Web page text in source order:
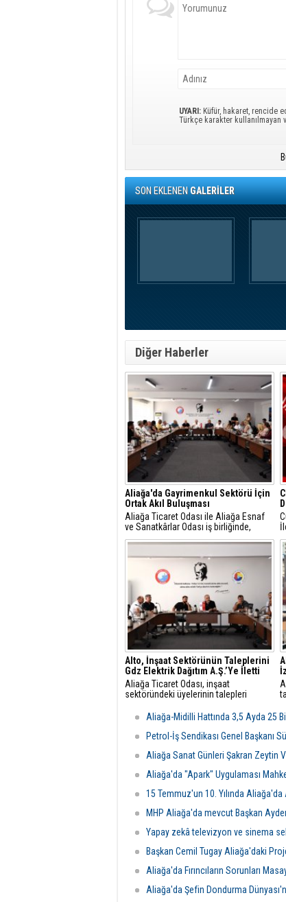
UYARI: Küfür, hakaret, rencide
Türkçe karakter kullanılmayan
SON EKLENENGALERİLER
Diğer Haberler
Aliağa'da Gayrimenkul Sektörü İçin
Ortak Akıl Buluşması
Aliağa Ticaret Odası ile Aliağa Esnaf
ve Sanatkârlar Odası iş birliğinde,
ilçede faaliyet gösteren gayrimenkul
danışmanlarıyla sektörel istişare
toplantısı gerçekleştirildi.
Alto, İnşaat Sektörünün Taleplerini
Gdz Elektrik Dağıtım A.Ş.’Ye İletti
Aliağa Ticaret Odası, inşaat
sektöründeki üyelerinin talepleri
yetkilileriyle toplantı düzenledi.
Görüşmede sayaç panosu ve enerji
odası düzenlemeleriyle ilgili yeni
değerlendirildi.
Aliağa-Midilli Hattında 3,5 Ayda 25
Petrol-İş Sendikası Genel Başkanı
Aliağa Sanat Günleri Şakran Zeytin
Aliağa'da "Apark" Uygulaması
15 Temmuz'un 10. Yılında
MHP Aliağa'da mevcut Başkan
Yapay zekâ televizyon ve sinema
Başkan Cemil Tugay Aliağa'daki
Aliağa'da Fırıncıların Sorunları
Aliağa'da Şefin Dondurma